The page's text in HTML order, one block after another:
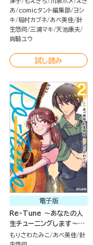
あ
comicタント編集部 ヨシ
キ 稲村カブネ あべ美佳 針
生悠伺 三浦マキ 天池康夫
尚騎ユウ
試し読み
電子版
Re-Tune ～あなたの人
生チューニングします～
（2）
もりさわたみこ あべ美佳 針